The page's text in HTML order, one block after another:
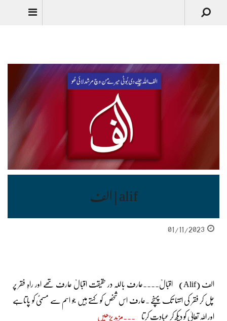
alif | الف
01/11/2023
الف (Alif) اقبالؒ۔۔۔۔عارف باللہ در حقیقت اقبالؒ عارف تھے اور راہِ فقر پر
چل کر فقر کی انتہا تک پہنچے ۔عارف اس شخص کو کہتے ہیں جو اسم سے مسمیّٰ کو پاتاہے
اور اللہ تعالیٰ کو دیکھ کر عبادت کرتا مزید پڑھیں